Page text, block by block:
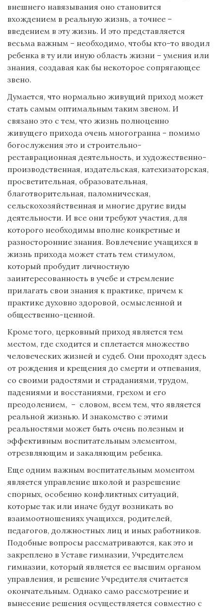
внешнего навязывания оно становится
вхождением в реальную жизнь, а точнее –
введением в эту жизнь. И это представляется
весьма важным – необходимо, чтобы кто-то вводил
ребенка в ту или иную область жизни – умения или
знания, создавая как бы некоторое сопрягающее
звено.
Думается, что нормально живущий приход может
стать самым оптимальным таким звеном. И
связано это с тем, что жизнь полноценно
живущего прихода очень многогранна – помимо
богослужения это и строительно-
реставрационная деятельность, и художественно-
производственная, издательская, катехизаторская,
просветительная, образовательная,
благотворительная, паломническая,
сельскохозяйственная и многие другие виды
деятельности. И все они требуют участия, для
которого необходимы вполне конкретные и
разносторонние знания. Вовлечение учащихся в
жизнь прихода может стать тем стимулом,
который пробудит личностную
заинтересованность в учебе и стремление
прилагать свои знания к практике, причем к
практике духовно здоровой, осмысленной и
общественно-ценной.
Кроме того, церковный приход является тем
местом, где сходится и сплетается множество
человеческих жизней и судеб. Они проходят здесь
от рождения и крещения до смерти и отпевания,
со своими радостями и страданиями, трудом,
падениями и восстаниями, грехом и его
преодолением, – словом, всем тем, что является
реальной жизнью. И знакомство с этими
реальностями может быть очень полезным и
эффективным воспитательным элементом,
отрезвляющим и закаляющим ребенка.
Еще одним важным воспитательным моментом
является управление школой и разрешение
спорных, особенно конфликтных ситуаций,
которые так или иначе будут возникать во
взаимоотношениях учащихся, родителей,
педагогов, должностных лиц и иных работников.
Подобные вопросы рассматриваются, как это и
закреплено в Уставе гимназии, Учредителем
гимназии, который является ее высшим органом
управления, и решение Учредителя считается
окончательным. Однако само рассмотрение и
вынесение решения осуществляется совместно с